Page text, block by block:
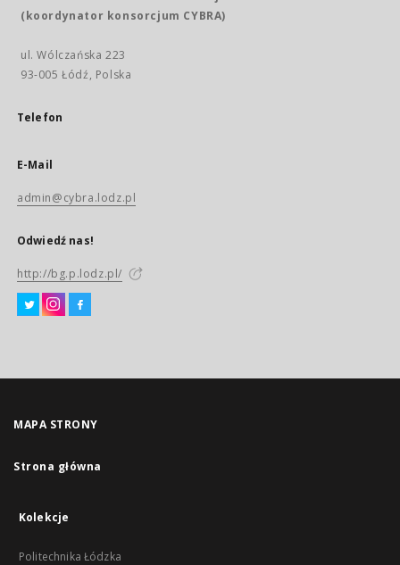
(koordynator konsorcjum CYBRA)
ul. Wólczańska 223
93-005 Łódź, Polska
Telefon
E-Mail
admin@cybra.lodz.pl
Odwiedź nas!
http://bg.p.lodz.pl/
MAPA STRONY
Strona główna
Kolekcje
Politechnika Łódzka